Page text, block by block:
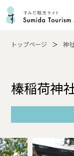
トップページ 神
榛稲荷神